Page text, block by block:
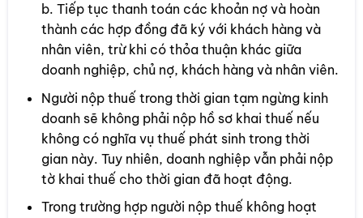
b. Tiếp tục thanh toán các khoản nợ và hoàn
thành các hợp đồng đã ký với khách hàng và
nhân viên, trừ khi có thỏa thuận khác giữa
doanh nghiệp, chủ nợ, khách hàng và nhân viên.
Người nộp thuế trong thời gian tạm ngừng kinh
doanh sẽ không phải nộp hồ sơ khai thuế nếu
không có nghĩa vụ thuế phát sinh trong thời
gian này. Tuy nhiên, doanh nghiệp vẫn phải nộp
tờ khai thuế cho thời gian đã hoạt động.
Trong trường hợp người nộp thuế không hoạt